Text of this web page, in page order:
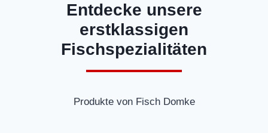
Entdecke unsere
erstklassigen
Fischspezialitäten
Produkte von Fisch Domke